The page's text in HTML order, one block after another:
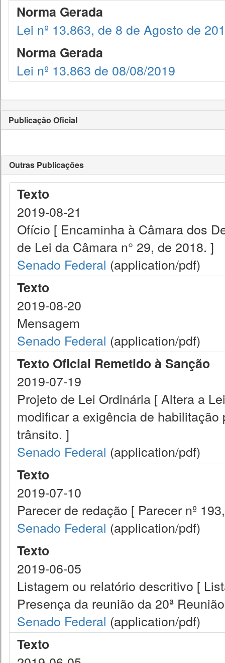
Norma Gerada
Lei nº 13.863, de 8 de Agosto de
Norma Gerada
Lei nº 13.863 de 08/08/2019
Publicação Oficial
Outras Publicações
Texto
2019-08-21
Ofício [ Encaminha à Câmara dos
de Lei da Câmara n° 29, de 2018. ]
Senado Federal (application/pdf)
Texto
2019-08-20
Mensagem
Senado Federal (application/pdf)
Texto Oficial Remetido à Sanção
2019-07-19
Projeto de Lei Ordinária [ Altera a
modificar a exigência de
trânsito. ]
Senado Federal (application/pdf)
Texto
2019-07-10
Parecer de redação [ Parecer nº
Senado Federal (application/pdf)
Texto
2019-06-05
Listagem ou relatório descritivo [
Presença da reunião da 20ª
Senado Federal (application/pdf)
Texto